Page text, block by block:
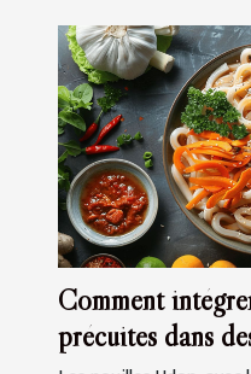
Comment
précuites dans